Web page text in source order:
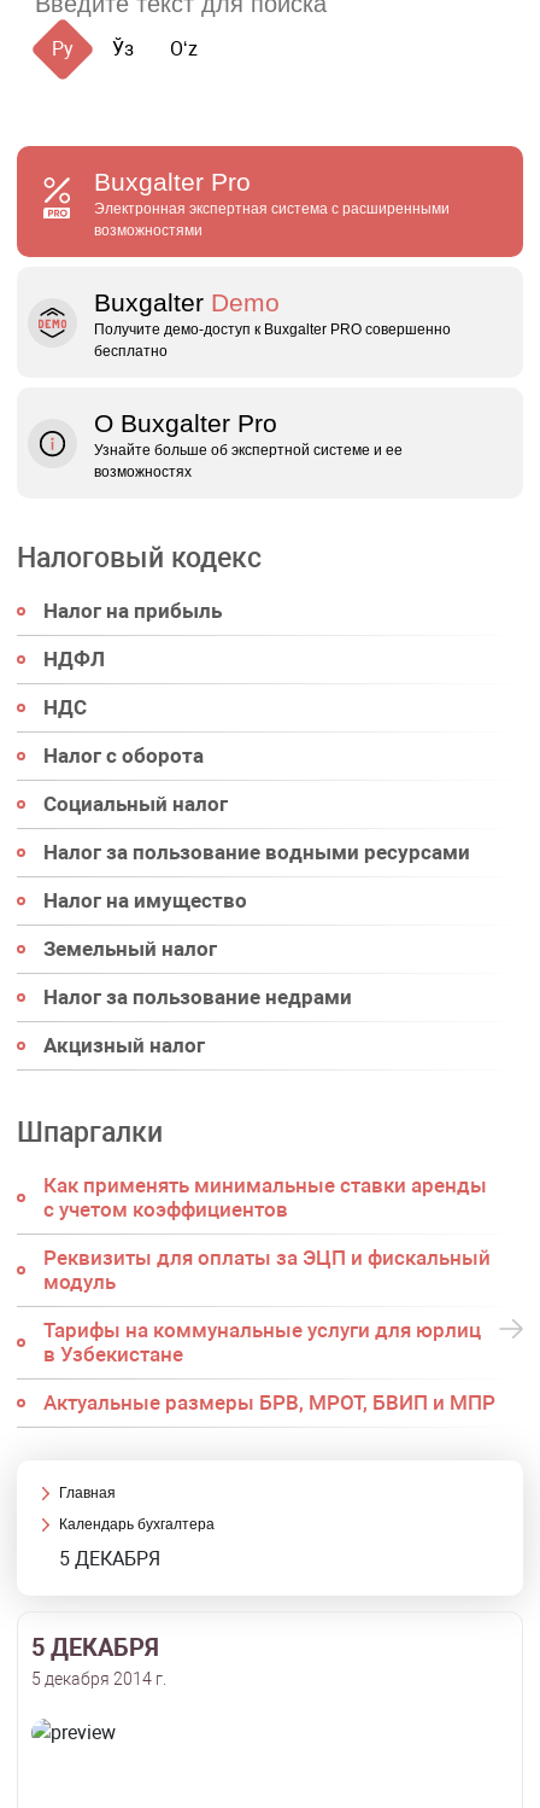
Ру Ўз Oʻz
Buxgalter Pro
Электронная экспертная система с расширенными
возможностями
Buxgalter Demo
Получите демо‑доступ к Buxgalter PRO совершенно
бесплатно
О Buxgalter Pro
Узнайте больше об экспертной системе и ее
возможностях
Налоговый кодекс
Налог на прибыль
НДФЛ
НДС
Налог с оборота
Социальный налог
Налог за пользование водными ресурсами
Налог на имущество
Земельный налог
Налог за пользование недрами
Акцизный налог
Шпаргалки
Как применять минимальные ставки аренды
с учетом коэффициентов
Реквизиты для оплаты за ЭЦП и фискальный
модуль
Тарифы на коммунальные услуги для юрлиц
в Узбекистане
Актуальные размеры БРВ, МРОТ, БВИП и МПР
Главная
Календарь бухгалтера
5 ДЕКАБРЯ
5 ДЕКАБРЯ
5 декабря 2014 г.